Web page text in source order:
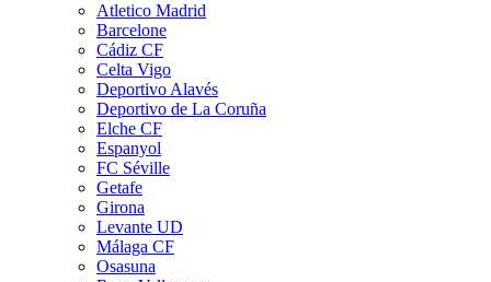
Atletico Madrid
Barcelone
Cádiz CF
Celta Vigo
Deportivo Alavés
Deportivo de La Coruña
Elche CF
Espanyol
FC Séville
Getafe
Girona
Levante UD
Málaga CF
Osasuna